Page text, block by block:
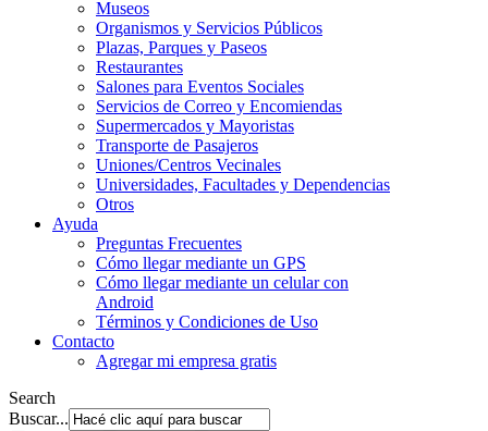
Museos
Organismos y Servicios Públicos
Plazas, Parques y Paseos
Restaurantes
Salones para Eventos Sociales
Servicios de Correo y Encomiendas
Supermercados y Mayoristas
Transporte de Pasajeros
Uniones/Centros Vecinales
Universidades, Facultades y Dependencias
Otros
Ayuda
Preguntas Frecuentes
Cómo llegar mediante un GPS
Cómo llegar mediante un celular con
Android
Términos y Condiciones de Uso
Contacto
Agregar mi empresa gratis
Search
Buscar...